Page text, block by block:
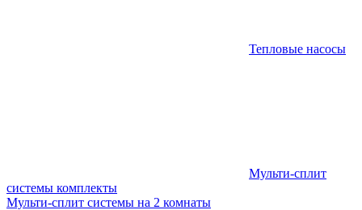
Тепловые насосы
Мульти-сплит
системы комплекты
Мульти-сплит системы на 2 комнаты